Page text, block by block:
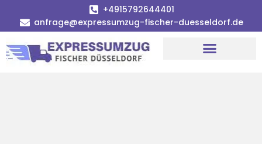
+4915792644401
anfrage@expressumzug-fischer-duesseldorf.de